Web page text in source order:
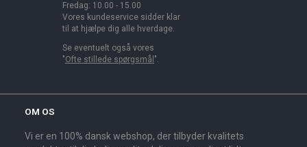
Fredag: 10.00 - 15.00
Vores kundeservice sidder klar
til at hjælpe dig alle hverdage.
Se eventuelt også vores
"Ofte stillede spørgsmål ".
OM OS
Vi er en 100% dansk webshop, der tilbyder kvalitets